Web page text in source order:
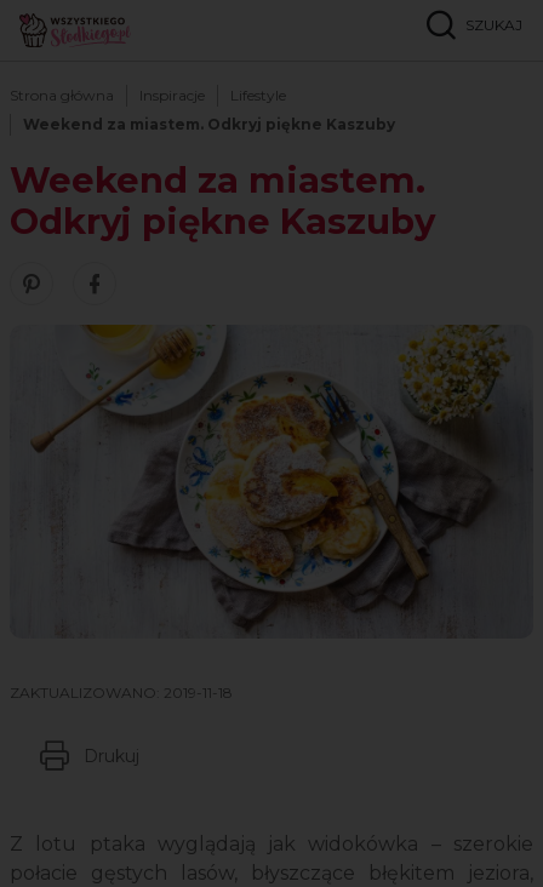
SZUKAJ
Strona główna Inspiracje
Lifestyle
Weekend za miastem. Odkryj piękne Kaszuby
Weekend za miastem.
Odkryj piękne Kaszuby
Zobacz nasze piny w serwisie Pinterest
Śledź nas na Facebooku
ZAKTUALIZOWANO: 2019-11-18
Drukuj
Z lotu ptaka wyglądają jak widokówka – szerokie
połacie gęstych lasów, błyszczące błękitem jeziora,